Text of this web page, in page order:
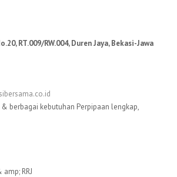
RT.009/RW.004, Duren Jaya, Bekasi-Jawa
berbagai kebutuhan Perpipaan lengkap,
RRJ